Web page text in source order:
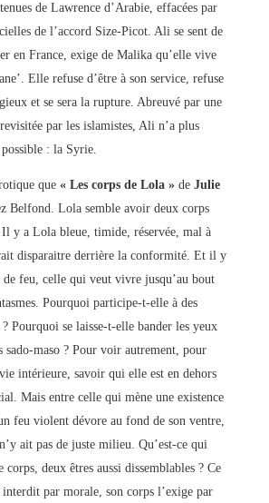
de Lawrence d’Arabie, effacées par
de l’accord Size-Picot. Ali se sent de
en France, exige de Malika qu’elle vive
Elle refuse d’être à son service, refuse
et se sera la rupture. Abreuvé par une
par les islamistes, Ali n’a plus
: la Syrie.
que « Les corps de Lola »de Julie
Belfond. Lola semble avoir deux corps
y a Lola bleue, timide, réservée, mal à
disparaitre derrière la conformité. Et il y
feu, celle qui veut vivre jusqu’au bout
Pourquoi participe-t-elle à des
? Pourquoi se laisse-t-elle bander les yeux
sado-maso ? Pour voir autrement, pour
intérieure, savoir qui elle est en dehors
Mais entre celle qui mène une existence
feu violent dévore au fond de son ventre,
ait pas de juste milieu. Qu’est-ce qui
deux êtres aussi dissemblables ? Ce
par morale, son corps l’exige par